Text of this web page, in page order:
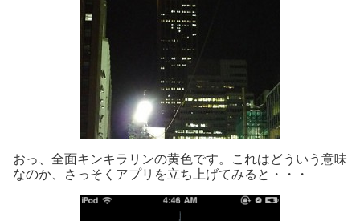
おっ、全面キンキラリンの黄色です。これはどういう意味
なのか、さっそくアプリを立ち上げてみると・・・